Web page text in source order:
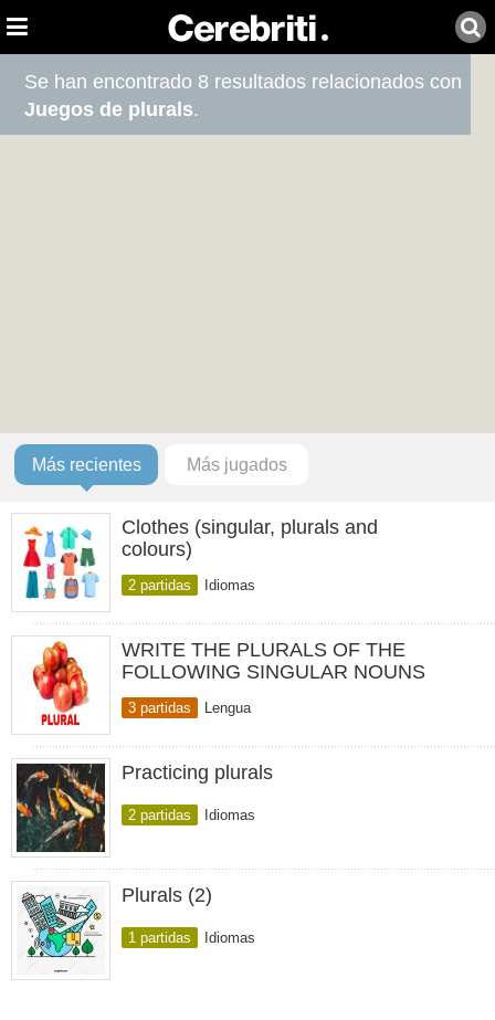
Se han encontrado 8 resultados relacionados con
Juegos de plurals.
Más recientes Más jugados
Clothes (singular, plurals and
colours)
2 partidas Idiomas
WRITE THE PLURALS OF THE
FOLLOWING SINGULAR NOUNS
3 partidas Lengua
Practicing plurals
2 partidas Idiomas
Plurals (2)
1 partidas Idiomas